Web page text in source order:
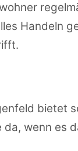
Handeln
bietet
wenn es